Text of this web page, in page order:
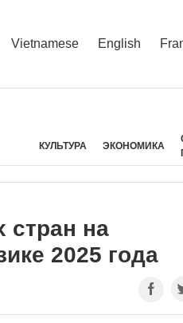
Vietnamese English
КУЛЬТУРА ЭКОНОМИКА
стран на
2025 года